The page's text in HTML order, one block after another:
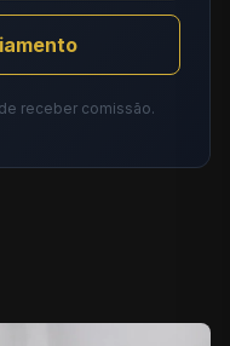
receber comissão.